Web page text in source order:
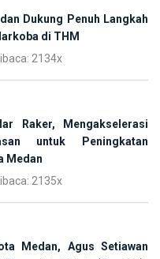
Dukung Penuh Langkah
di THM
2134x
Raker, Mengakselerasi
untuk Peningkatan
Medan
2135x
Medan, Agus Setiawan